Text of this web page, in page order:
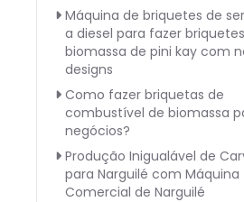
Máquina de briquetes de
a diesel para fazer
biomassa de pini kay com
designs
Como fazer briquetas de
combustível de biomassa
negócios?
Produção Inigualável de
para Narguilé com Máquina
Comercial de Narguilé